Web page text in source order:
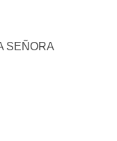
SEÑORA